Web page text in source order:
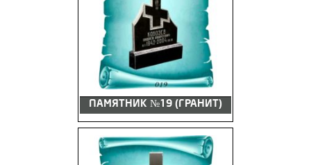
ПАМЯТНИК №19 (ГРАНИТ)